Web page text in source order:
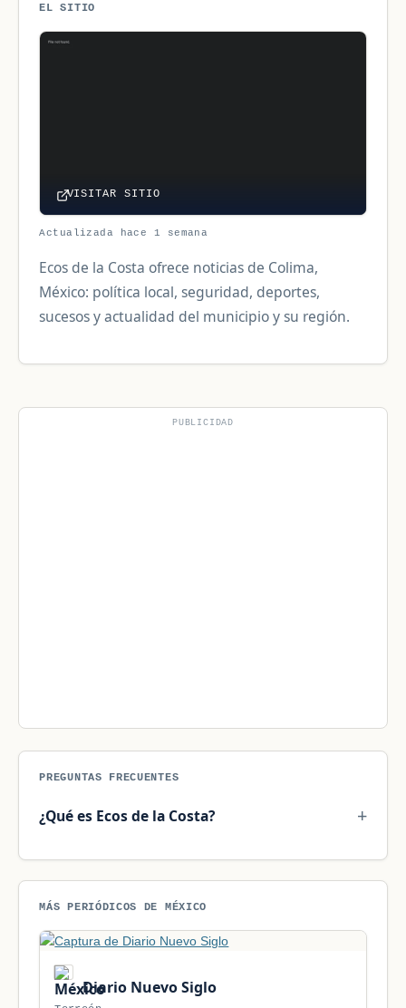
EL SITIO
VISITAR SITIO
Actualizada hace 1 semana
Ecos de la Costa ofrece noticias de Colima,
México: política local, seguridad, deportes,
sucesos y actualidad del municipio y su región.
PUBLICIDAD
PREGUNTAS FRECUENTES
¿Qué es Ecos de la Costa?
MÁS PERIÓDICOS DE MÉXICO
Diario Nuevo Siglo